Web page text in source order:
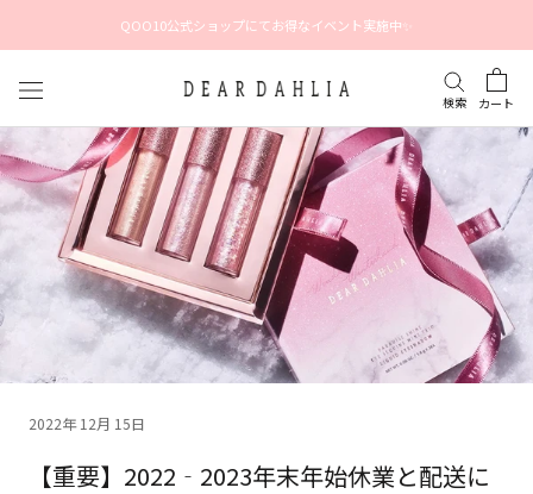
し
て
コ
ン
ン
ツ
に
移
QOO10公式ショップにてお得なイベント実施中✨
検索 カート
2022年 12月 15日
【重要】2022‐2023年末年始休業と配送に